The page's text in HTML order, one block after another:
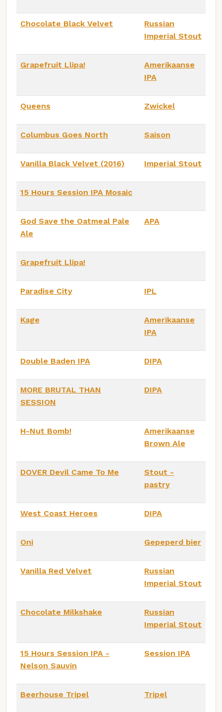
Chocolate Black Velvet
Russian
Imperial Stout
Grapefruit Llipa!
Amerikaanse
IPA
Queens Zwickel
Columbus Goes North Saison
Vanilla Black Velvet (2016) Imperial Stout
15 Hours Session IPA Mosaic
God Save the Oatmeal Pale
Ale
APA
Grapefruit Llipa!
Paradise City IPL
Kage
Amerikaanse
IPA
Double Baden IPA DIPA
MORE BRUTAL THAN
SESSION
DIPA
H-Nut Bomb!
Amerikaanse
Brown Ale
DOVER Devil Came To Me
Stout -
pastry
West Coast Heroes DIPA
Oni Gepeperd bier
Vanilla Red Velvet
Russian
Imperial Stout
Chocolate Milkshake
Russian
Imperial Stout
15 Hours Session IPA -
Nelson Sauvin
Session IPA
Beerhouse Tripel Tripel